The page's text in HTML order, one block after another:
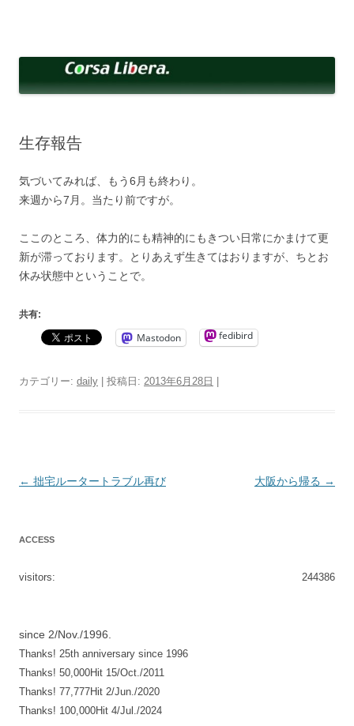
へ
ッ
生存報告
気づいてみれば、もう6月も終わり。
来週から7月。当たり前ですが。
ここのところ、体力的にも精神的にもきつい日常にかまけて更
新が滞っております。とりあえず生きてはおりますが、ちとお
休み状態中ということで。
共有:
Mastodon fedibird
カテゴリー: daily | 投稿日: 2013年6月28日 |
投
ョ
ン
← 拙宅ルータートラブル再び 大阪から帰る →
ACCESS
244386
visitors:
since 2/Nov./1996.
Thanks! 25th anniversary since 1996
Thanks! 50,000Hit 15/Oct./2011
Thanks! 77,777Hit 2/Jun./2020
Thanks! 100,000Hit 4/Jul./2024